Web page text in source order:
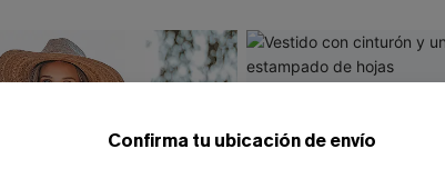
Confirma tu ubicación de envío